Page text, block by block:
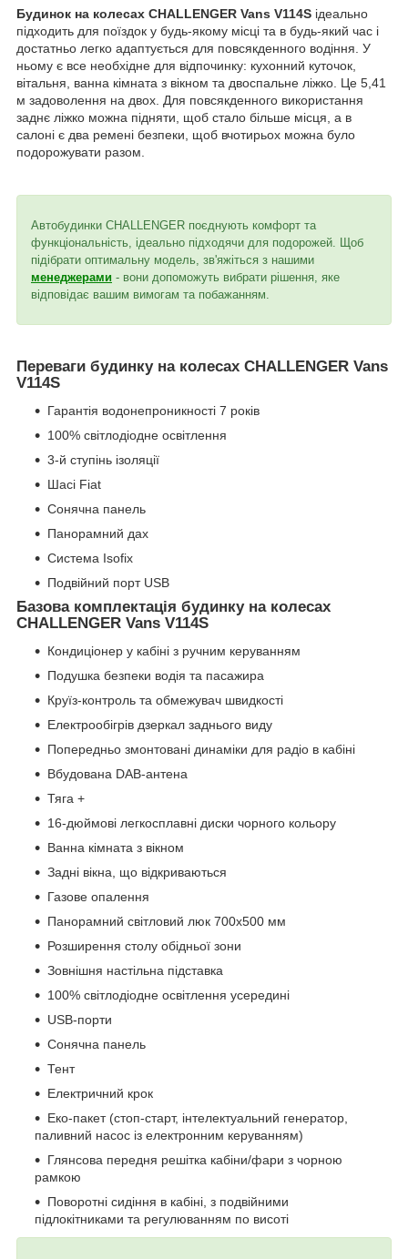
Будинок на колесах CHALLENGER Vans V114S ідеально
підходить для поїздок у будь-якому місці та в будь-який час і
достатньо легко адаптується для повсякденного водіння. У
ньому є все необхідне для відпочинку: кухонний куточок,
вітальня, ванна кімната з вікном та двоспальне ліжко. Це 5,41
м задоволення на двох. Для повсякденного використання
заднє ліжко можна підняти, щоб стало більше місця, а в
салоні є два ремені безпеки, щоб вчотирьох можна було
подорожувати разом.
Автобудинки CHALLENGER поєднують комфорт та
функціональність, ідеально підходячи для подорожей. Щоб
підібрати оптимальну модель, зв'яжіться з нашими
менеджерами - вони допоможуть вибрати рішення, яке
відповідає вашим вимогам та побажанням.
Переваги будинку на колесах CHALLENGER Vans
V114S
Гарантія водонепроникності 7 років
100% світлодіодне освітлення
3-й ступінь ізоляції
Шасі Fiat
Сонячна панель
Панорамний дах
Система Isofix
Подвійний порт USB
Базова комплектація будинку на колесах
CHALLENGER Vans V114S
Кондиціонер у кабіні з ручним керуванням
Подушка безпеки водія та пасажира
Круїз-контроль та обмежувач швидкості
Електрообігрів дзеркал заднього виду
Попередньо змонтовані динаміки для радіо в кабіні
Вбудована DAB-антена
Тяга +
16-дюймові легкосплавні диски чорного кольору
Ванна кімната з вікном
Задні вікна, що відкриваються
Газове опалення
Панорамний світловий люк 700x500 мм
Розширення столу обідньої зони
Зовнішня настільна підставка
100% світлодіодне освітлення усередині
USB-порти
Сонячна панель
Тент
Електричний крок
Еко-пакет (стоп-старт, інтелектуальний генератор,
паливний насос із електронним керуванням)
Глянсова передня решітка кабіни/фари з чорною
рамкою
Поворотні сидіння в кабіні, з подвійними
підлокітниками та регулюванням по висоті